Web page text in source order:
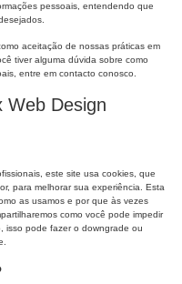
pessoais, entendendo que
aceitação de nossas práticas em
tiver alguma dúvida sobre como
entre em contacto conosco.
Web Design
este site usa cookies, que
para melhorar sua experiência. Esta
as usamos e por que às vezes
como você pode impedir
isso pode fazer o downgrade ou